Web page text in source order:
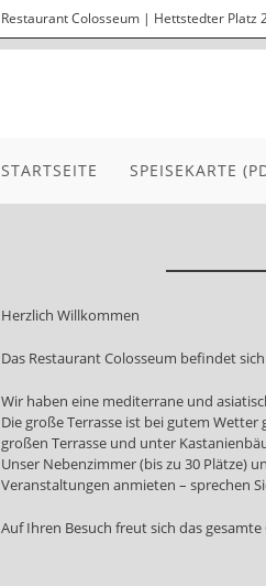
Restaurant Colosseum | Hettstedter Platz
STARTSEITE SPEISEKARTE
Herzlich Willkommen
Das Restaurant Colosseum befindet
Wir haben eine mediterrane und
Die große Terrasse ist bei gutem
großen Terrasse und unter
Unser Nebenzimmer (bis zu 30 Plätze)
Veranstaltungen anmieten – sprechen
Auf Ihren Besuch freut sich das gesamte